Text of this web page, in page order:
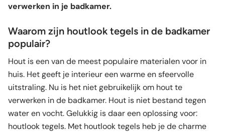
verwerken in je badkamer.
Waarom zijn houtlook tegels in de badkamer
populair?
Hout is een van de meest populaire materialen voor in
huis. Het geeft je interieur een warme en sfeervolle
uitstraling. Nu is het niet gebruikelijk om hout te
verwerken in de badkamer. Hout is niet bestand tegen
water en vocht. Gelukkig is daar een oplossing voor:
houtlook tegels. Met houtlook tegels heb je de charme